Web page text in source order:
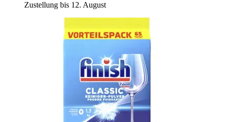
Zustellung bis 12. August